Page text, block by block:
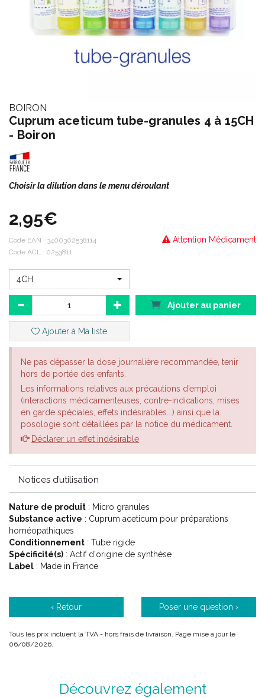
BOIRON
Cuprum aceticum tube-granules 4 à 15CH
- Boiron
Choisir la dilution dans le menu déroulant
2,95€
Attention Médicament
Code EAN : 3400302538114
Code ACL : 0253811
4CH
Ajouter au panier
Ajouter à Ma liste
Ne pas dépasser la dose journalière recommandée, tenir
hors de portée des enfants.
Les informations relatives aux précautions d’emploi
(interactions médicamenteuses, contre-indications, mises
en garde spéciales, effets indésirables...) ainsi que la
posologie sont détaillées par la notice du médicament.
Déclarer un effet indésirable
Notices d’utilisation
Nature de produit : Micro granules
Substance active : Cuprum aceticum pour préparations
homéopathiques
Conditionnement : Tube rigide
Spécificité(s) : Actif d'origine de synthèse
Label : Made in France
‹ Retour Poser une question ›
Tous les prix incluent la TVA - hors frais de livraison. Page mise à jour le
06/08/2026.
Découvrez également